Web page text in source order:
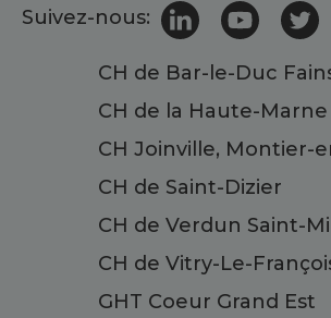
Suivez-nous:
CH de Bar-le-Duc
CH de la Haute-Marne
CH Joinville, Montier-
CH de Saint-Dizier
CH de Verdun Saint-
CH de Vitry-Le-
GHT Coeur Grand Est